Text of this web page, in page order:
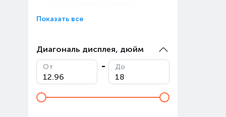
Показать все
Диагональ дисплея, дюйм
От До